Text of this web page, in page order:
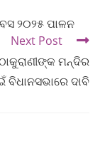
୨୦୨୫ ପାଳନ
Next Post
ମନ୍ଦିର
ଦାବି